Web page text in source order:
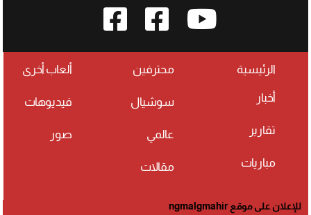
الرئيسية
أخبار
تقارير
مباريات
محترفين
سوشيال
عالمي
مقالات
ألعاب أخرى
فيديوهات
صور
للإعلان على موقع ngmalgmahir